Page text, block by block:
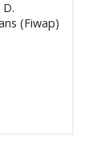
(Fiwap)